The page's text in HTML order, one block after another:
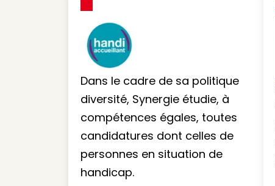
Dans le cadre de sa politique
diversité, Synergie étudie, à
compétences égales, toutes
candidatures dont celles de
personnes en situation de
handicap.